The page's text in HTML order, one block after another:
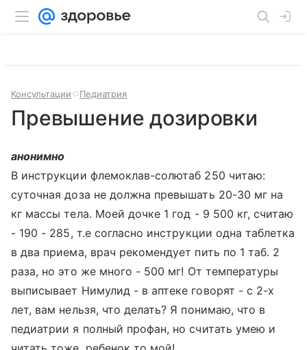
Консультации Педиатрия
Превышение дозировки
анонимно
В инструкции флемоклав-солютаб 250 читаю:
суточная доза не должна превышать 20-30 мг на
кг массы тела. Моей дочке 1 год - 9 500 кг, считаю
- 190 - 285, т.е согласно инструкции одна таблетка
в два приема, врач рекомендует пить по 1 таб. 2
раза, но это же много - 500 мг! От температуры
выписывает Нимулид - в аптеке говорят - с 2-х
лет, вам нельзя, что делать? Я понимаю, что в
педиатрии я полный профан, но считать умею и